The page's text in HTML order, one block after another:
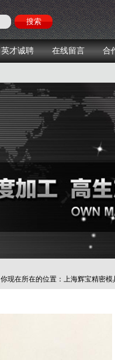
英才诚聘 在线留言 合
你现在所在的位置：上海辉宝精密